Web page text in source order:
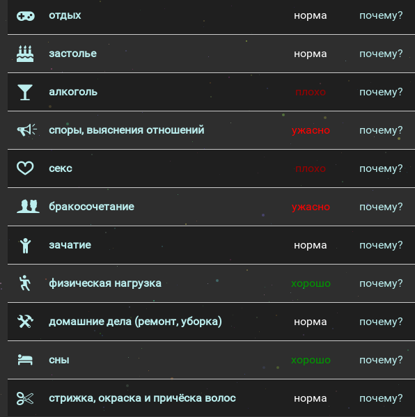
отдых норма почему?
застолье норма почему?
алкоголь плохо почему?
споры, выяснения отношений ужасно почему?
секс плохо почему?
бракосочетание ужасно почему?
зачатие норма почему?
физическая нагрузка хорошо почему?
домашние дела (ремонт, уборка) норма почему?
сны хорошо почему?
стрижка, окраска и причёска волос норма почему?